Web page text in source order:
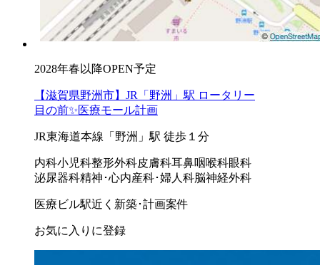
2028年春以降OPEN予定
【滋賀県野洲市】JR「野洲」駅 ロータリー
目の前✨医療モール計画
JR東海道本線「野洲」駅 徒歩１分
内科小児科整形外科皮膚科耳鼻咽喉科眼科
泌尿器科精神･心内産科･婦人科脳神経外科
医療ビル駅近く 新築･計画案件
お気に入りに登録